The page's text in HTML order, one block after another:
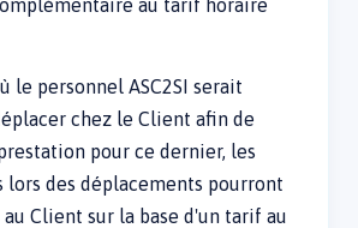
au tarif horaire
le personnel ASC2SI serait
chez le Client afin de
pour ce dernier, les
lors des déplacements pourront
Client sur la base d'un tarif au